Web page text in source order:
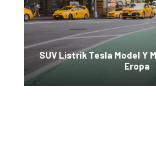
SUV Listrik Tesla Model Y
Eropa